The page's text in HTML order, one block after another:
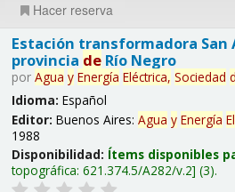
Hacer reserva
Estación transformadora San
provincia deRío Negro
por Agua y Energía Eléctrica, Sociedad
Idioma: Español
Editor: Buenos Aires: Agua y Energía
1988
Disponibilidad: Ítems disponibles
topográfica: 621.374.5/A282/v.2 (3).